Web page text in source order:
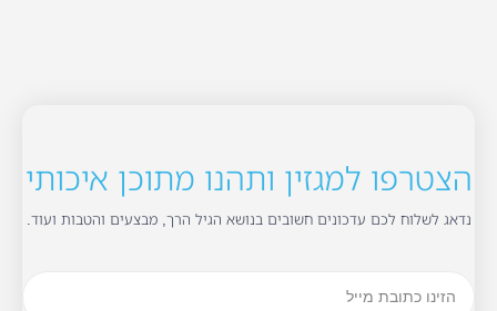
הצטרפו למגזין ותהנו מתוכן איכותי
נדאג לשלוח לכם עדכונים חשובים בנושא הגיל הרך, מבצעים והטבות ועוד.